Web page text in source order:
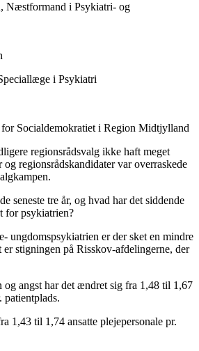
Næstformand i Psykiatri- og
i Psykiatri
for Socialdemokratiet i Region Midtjylland
regionsrådsvalg ikke haft meget
og regionsrådskandidater var overraskede
seneste tre år, og hvad har det siddende
for psykiatrien?
ungdomspsykiatrien er der sket en mindre
stigningen på Risskov-afdelingerne, der
angst har det ændret sig fra 1,48 til 1,67
patientplads.
1,43 til 1,74 ansatte plejepersonale pr.